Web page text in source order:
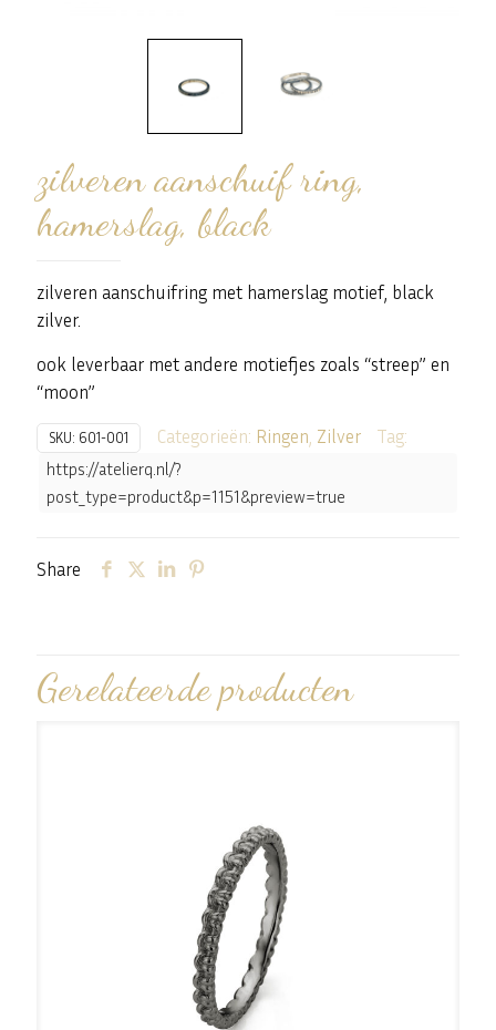
zilveren aanschuif ring,
hamerslag, black
zilveren aanschuifring met hamerslag motief, black
zilver.
ook leverbaar met andere motiefjes zoals “streep” en
“moon”
SKU: 601-001 Categorieën: Ringen Zilver Tag:
https://atelierq.nl/?
post_type=product&p=1151&preview=true
Share
Gerelateerde producten